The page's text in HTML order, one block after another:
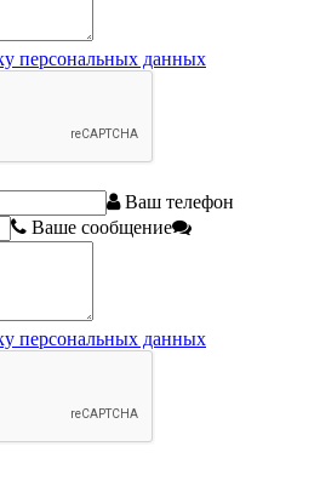
персональных данных
Ваш телефон
Ваше сообщение
персональных данных